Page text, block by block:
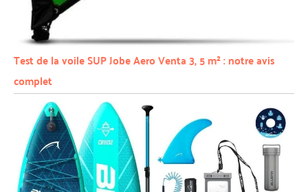
Test de la voile SUP Jobe Aero Venta 3, 5 m² : notre avis
complet